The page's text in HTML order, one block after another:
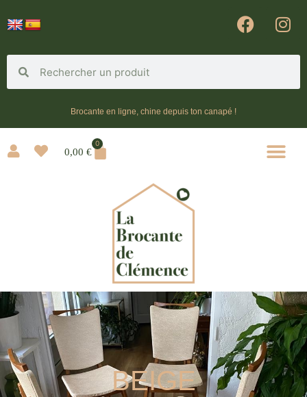
Brocante en ligne, chine depuis ton canapé !
0,00 €
0
BEIGE